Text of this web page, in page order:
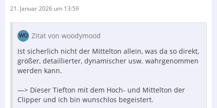
21. Januar 2026 um 13:59
Zitat von woodymood
Ist sicherlich nicht der Mittelton allein, was da so direkt,
größer, detaillierter, dynamischer usw. wahrgenommen
werden kann.
—> Dieser Tiefton mit dem Hoch- und Mittelton der
Clipper und ich bin wunschlos begeistert.